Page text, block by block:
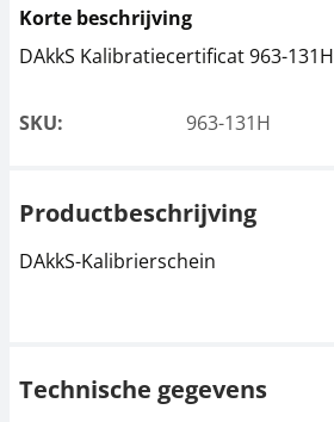
Korte beschrijving
DAkkS Kalibratiecertificat 963-131H
SKU: 963-131H
Productbeschrijving
DAkkS-Kalibrierschein
Technische gegevens